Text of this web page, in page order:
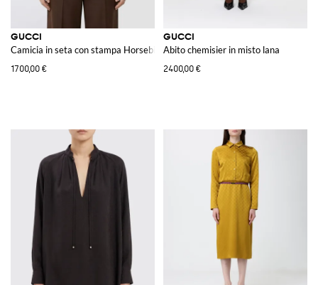
GUCCI
Camicia in seta con stampa Horsebit
1700,00 €
GUCCI
Abito chemisier in misto lana
2400,00 €